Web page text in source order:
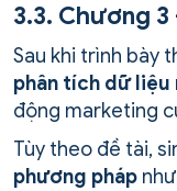
3.3. Chương
Sau khi trình bày
phân tích dữ liệu
động marketing
Tùy theo đề tài,
phương pháp